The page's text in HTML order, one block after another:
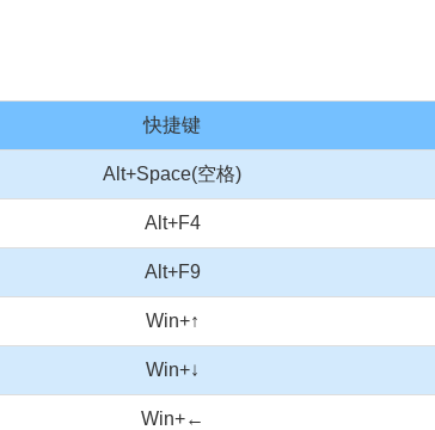
快捷键
Alt+Space(空格)
Alt+F4
Alt+F9
Win+↑
Win+↓
Win+←